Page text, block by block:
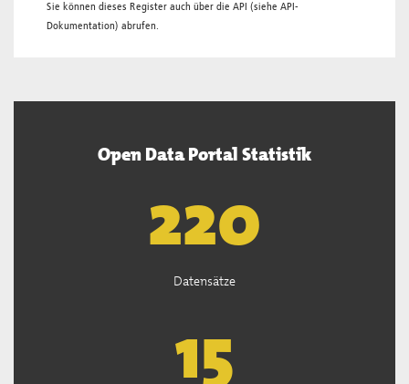
Sie können dieses Register auch über die API (siehe API-
Dokumentation) abrufen.
Open Data Portal Statistik
222
Datensätze
15